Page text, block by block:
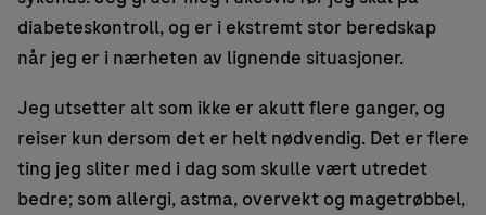
diabeteskontroll, og er i ekstremt stor beredskap
når jeg er i nærheten av lignende situasjoner.
Jeg utsetter alt som ikke er akutt flere ganger, og
reiser kun dersom det er helt nødvendig. Det er flere
ting jeg sliter med i dag som skulle vært utredet
bedre; som allergi, astma, overvekt og magetrøbbel,